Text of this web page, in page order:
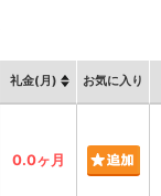
礼金(月) お気に入り
0.0ヶ月